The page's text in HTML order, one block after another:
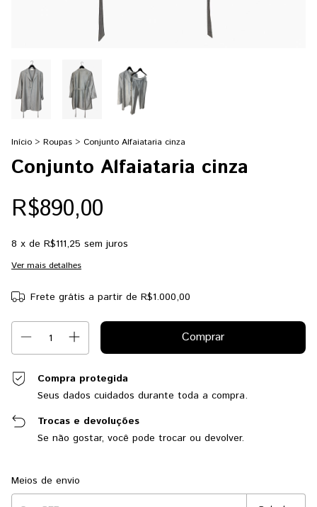
Início > Roupas > Conjunto Alfaiataria cinza
Conjunto Alfaiataria cinza
R$890,00
8 x de R$111,25 sem juros
Ver mais detalhes
Frete grátis a partir de R$1.000,00
Compra protegida
Seus dados cuidados durante toda a compra.
Trocas e devoluções
Se não gostar, você pode trocar ou devolver.
Entregas para o CEP:
Meios de envio